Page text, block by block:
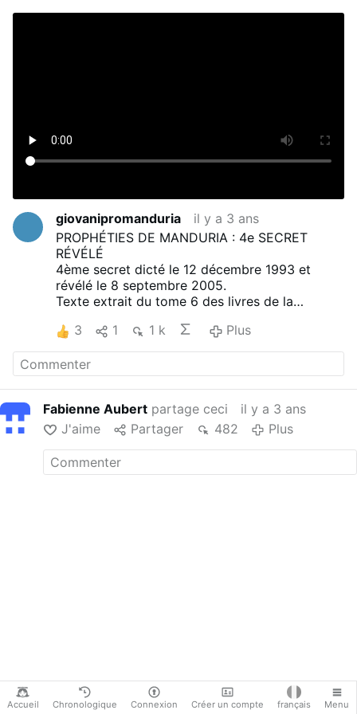
Accueil Chronologique Connexion Créer un compte français Menu
giovanipromanduria
il y a 3 ans
PROPHÉTIES DE MANDURIA : 4e SECRET
RÉVÉLÉ
4ème secret dicté le 12 décembre 1993 et
révélé le 8 septembre 2005.
Texte extrait du tome 6 des livres de la
Info:
OPERA D'AMORE GIOVENTU' E RIPARAZIONE
www.verginedelleucaristia.net
Giovanipromanduria – I giovani con la
manduriapparitions.blogspot.com
giovanipromanduria@gmail.com
dell'Eucaristia
Whatsapp: 347 4202257
3 1 1 k Plus
Fabienne Aubert partage ceci
il y a 3 ans
J'aime
Partager 482 Plus